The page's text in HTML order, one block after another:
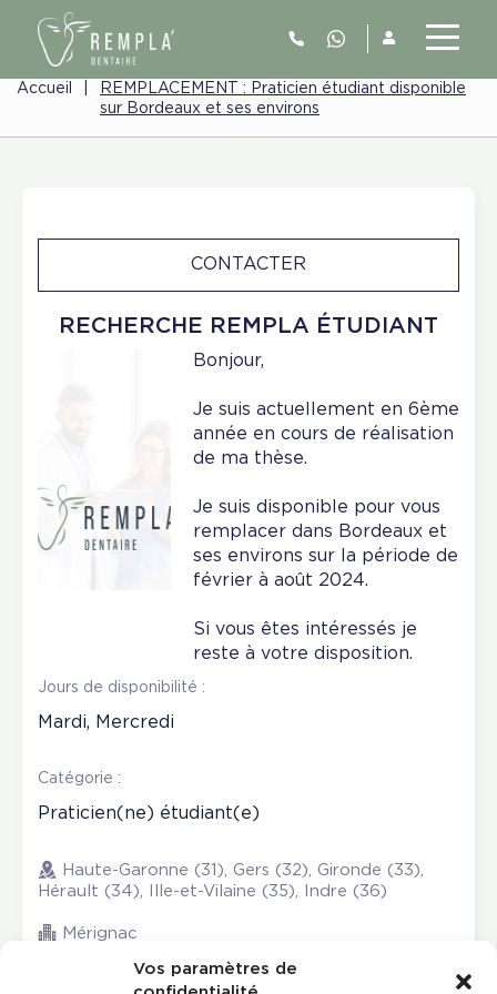
Vos paramètres de
Accueil
REMPLACEMENT : Praticien étudiant disponible
sur Bordeaux et ses environs
RECHERCHE REMPLA ÉTUDIANT
CONTACTER
Bonjour,
Je suis actuellement en 6ème
année en cours de réalisation
de ma thèse.
Je suis disponible pour vous
remplacer dans Bordeaux et
ses environs sur la période de
février à août 2024.
Si vous êtes intéressés je
reste à votre disposition.
Jours de disponibilité :
Mardi, Mercredi
Catégorie :
Praticien(ne) étudiant(e)
Haute-Garonne (31), Gers (32), Gironde (33),
Hérault (34), Ille-et-Vilaine (35), Indre (36)
Mérignac